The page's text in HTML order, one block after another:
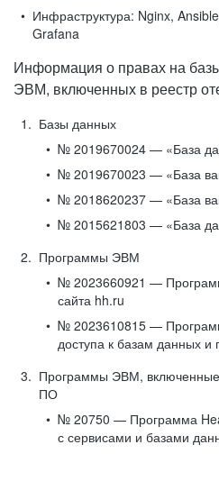
Инфраструктура: Nginx,
Grafana
Информация о правах на
ЭВМ, включенных в реестр
Базы данных
№ 2019670024 — «База
№ 2019670023 — «База
№ 2018620237 — «База
№ 2015621803 — «База
Программы ЭВМ
№ 2023660921 —
сайта hh.ru
№ 2023610815 —
доступа к базам данных и
Программы ЭВМ, включенные
ПО
№ 20750 — Программа
с сервисами и базами